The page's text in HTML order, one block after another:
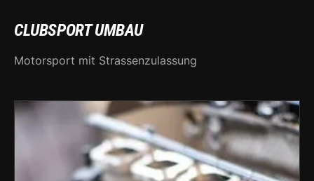
CLUBSPORT UMBAU
Motorsport mit Strassenzulassung